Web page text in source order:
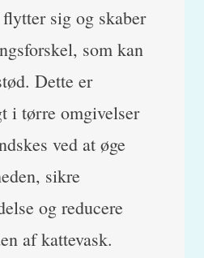
sig og skaber
som kan
Dette er
i tørre omgivelser
ved at øge
sikre
og reducere
af kattevask.